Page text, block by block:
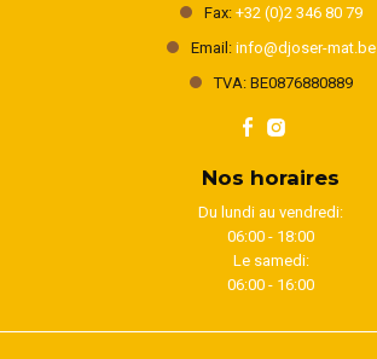
Fax: +32 (0)2 346 80 79
Email: info@djoser-mat.be
TVA: BE0876880889
Nos horaires
Du lundi au vendredi:
06:00 - 18:00
Le samedi:
06:00 - 16:00